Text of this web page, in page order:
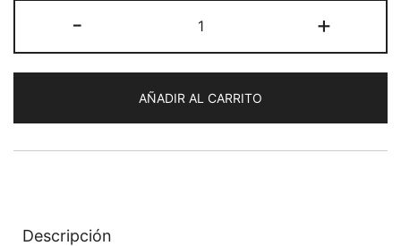
-
de
Iolita
Cuarzo
Blanco
Craquelado
+
AÑADIR AL CARRITO
Descripción